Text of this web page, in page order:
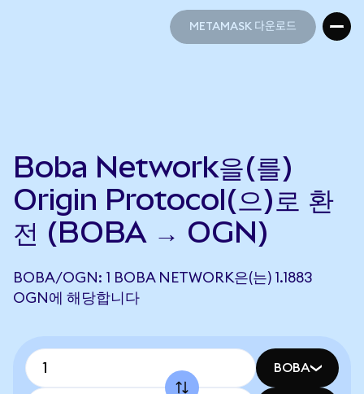
METAMASK 다운로드
Boba Network을(를)
Origin Protocol(으)로 환
전 (BOBA → OGN)
BOBA/OGN: 1 BOBA NETWORK은(는) 1.1883
OGN에 해당합니다
BOBA